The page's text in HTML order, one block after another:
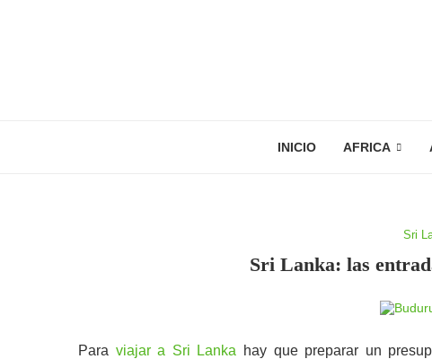
INICIO AFRICA
Sri
Sri Lanka: las
Para viajar a Sri Lanka hay que preparar un